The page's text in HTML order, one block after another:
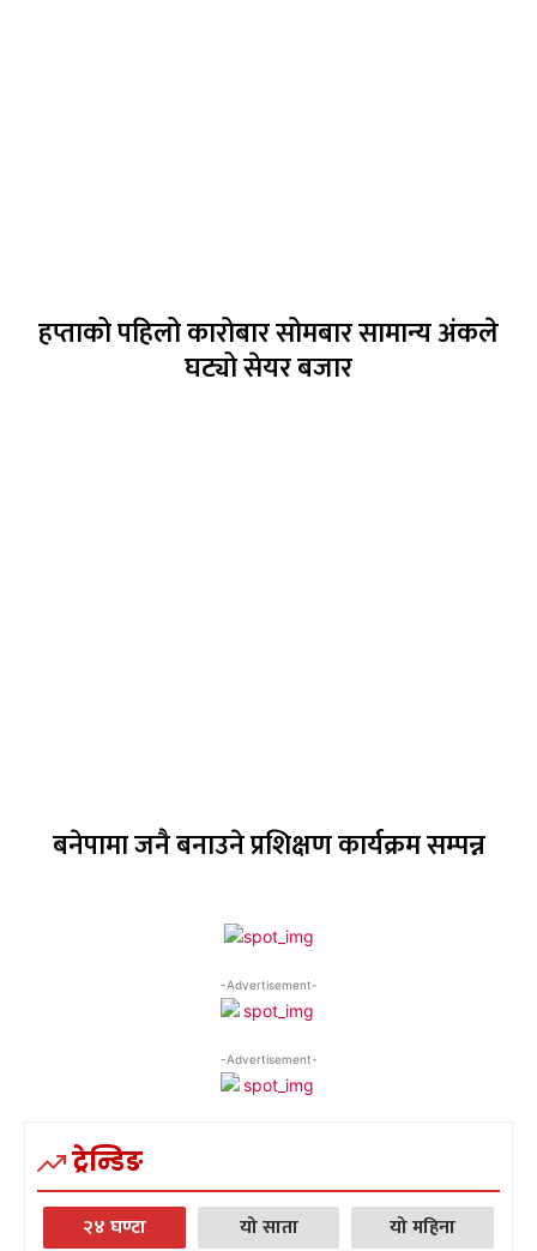
हप्ताको पहिलो कारोबार सोमबार सामान्य अंकले
घट्यो सेयर बजार
बनेपामा जनै बनाउने प्रशिक्षण कार्यक्रम सम्पन्न
-Advertisement-
-Advertisement-
ट्रेन्डिङ
२४ घण्टा यो साता यो महिना